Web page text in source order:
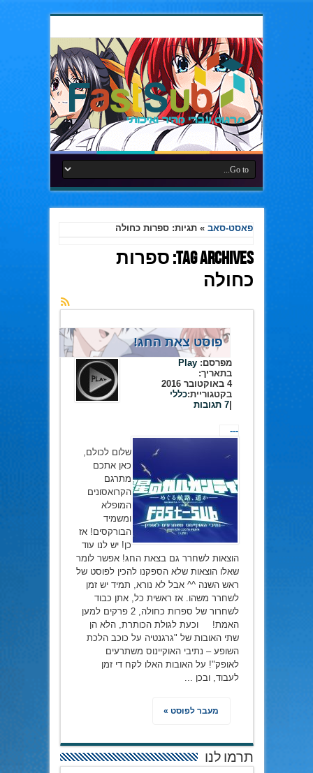
פאסט-סאב »תגיות: ספרות כחולה
Tag Archives: ספרות
כחולה
פוסט צאת החג!
מפרסם:Play
בתאריך:
4 באוקטובר 2016
בקטגוריית:כללי
|7 תגובות
---
שלום לכולם,
כאן אתכם
מתרגם
הקרואסונים
המופלא
ומשמיד
הבורקסים! אז
כן! יש לנו עוד
הוצאות לשחרר גם בצאת החג! אפשר לומר
שאלו הוצאות שלא הספקנו להכין לפוסט של
ראש השנה ^^ אבל לא נורא, תמיד יש זמן
לשחרר משהו. אז ראשית כל, אתן כבוד
לשחרור של ספרות כחולה, 2 פרקים למען
האמת! וכעת לגולת הכותרת, הלא הן
שתי האובות של "גרגנטיה על כוכב הלכת
השופע – נתיבי האוקיינוס משתרעים
לאופק"! על האובות האלו לקח די זמן
לעבוד, ובכן ...
מעבר לפוסט »
תרמו לנו